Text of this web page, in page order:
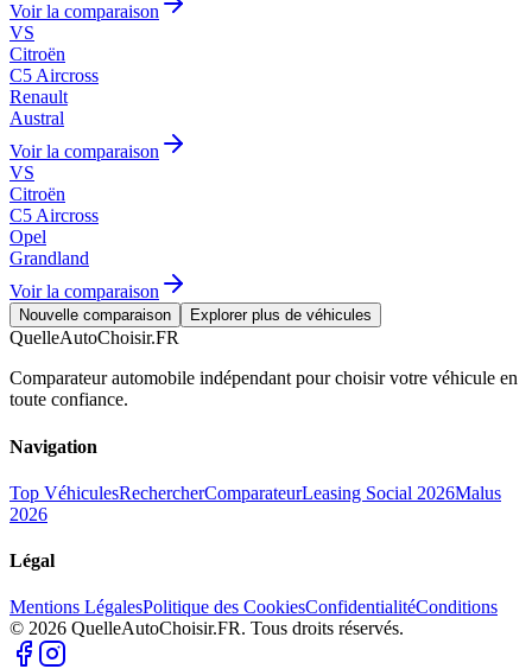
Voir la comparaison
VS
Citroën
C5 Aircross
Renault
Austral
Voir la comparaison
VS
Citroën
C5 Aircross
Opel
Grandland
Voir la comparaison
Nouvelle comparaison Explorer plus de véhicules
QuelleAutoChoisir.FR
Comparateur automobile indépendant pour choisir votre véhicule en
toute confiance.
Navigation
Top VéhiculesRechercherComparateurLeasing Social 2026Malus
2026
Légal
Mentions LégalesPolitique des CookiesConfidentialitéConditions
© 2026 QuelleAutoChoisir.FR. Tous droits réservés.